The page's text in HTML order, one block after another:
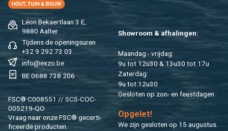
Léon Be­kaert­laan 3 E,
9880 Aal­ter
Tij­dens de ope­nings­uren
+32 9 292 73 03
info@​exzo.​be
BE 0688 738 206
FSC® C008551 // SCS-COC-
005219-QO
Vraag naar onze FSC® ge­cer­ti­
fi­ceer­de pro­duc­ten.
Show­room & af­ha­lin­gen:
Maan­dag - vrij­dag:
9u tot 12u30 & 13u30 tot 17u
Za­ter­dag:
9u tot 12u30
Ge­slo­ten op zon- en feest­da­gen
Op­ge­let!
We zijn ge­slo­ten op 15 au­gus­tus.